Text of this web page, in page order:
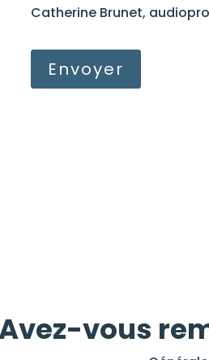
e
Catherine Brunet,
vous